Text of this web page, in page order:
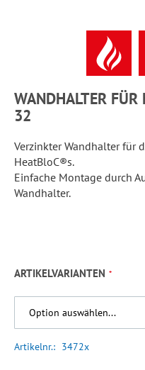
WANDHALTER
32
Verzinkter Wandhalter für
HeatBloC®s.
Einfache Montage durch
Wandhalter.
ARTIKELVARIANTEN
Artikelnr. 3472x